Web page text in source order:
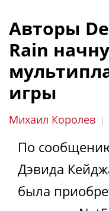
Авторы
Rain
игры
Михаил Королев |
По
Дэвида
была